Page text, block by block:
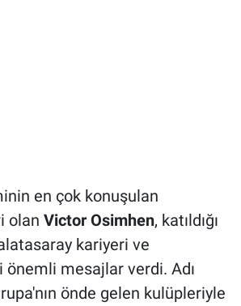
en çok konuşulan
olan Victor Osimhen, katıldığı
kariyeri ve
mesajlar verdi. Adı
önde gelen kulüpleriyle